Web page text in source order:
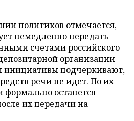
политиков отмечается,
немедленно передать
счетами российского
организации
инициативы подчеркивают,
речи не идет. По их
останется
их передачи на